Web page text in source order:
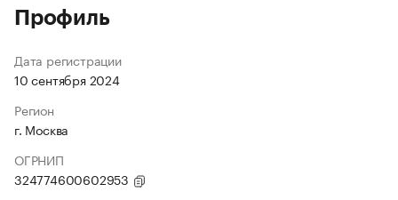
Профиль
Дата регистрации
10 сентября 2024
Регион
г. Москва
ОГРНИП
324774600602953